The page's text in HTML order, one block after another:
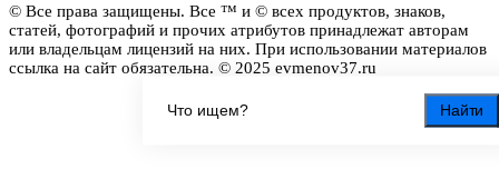
Найти
© Все права защищены. Все ™ и © всех продуктов, знаков,
статей, фотографий и прочих атрибутов принадлежат авторам
или владельцам лицензий на них. При использовании материалов
ссылка на сайт обязательна. © 2025 evmenov37.ru